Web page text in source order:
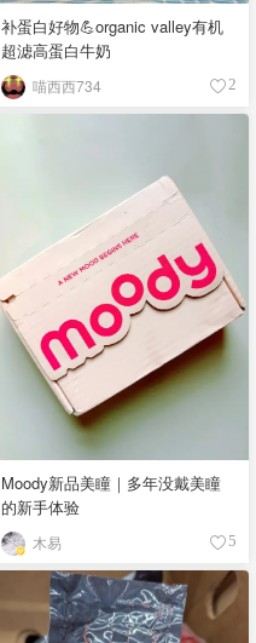
补蛋白好物💪organic valley有机
超滤高蛋白牛奶
喵西西734 2
Moody新品美瞳｜多年没戴美瞳
的新手体验
木易 5